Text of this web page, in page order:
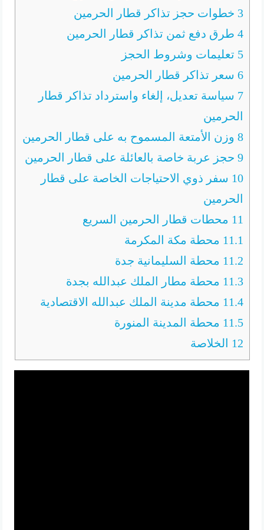
3 خطوات حجز تذاكر قطار الحرمين
4 طرق دفع ثمن تذاكر قطار الحرمين
5 تعليمات وشروط الحجز
6 سعر تذاكر قطار الحرمين
7 سياسة تعديل، إلغاء واسترداد تذاكر قطار
الحرمين
8 وزن الأمتعة المسموح به على قطار الحرمين
9 حجز عربة خاصة بالعائلة على قطار الحرمين
10 سفر ذوي الاحتياجات الخاصة على قطار
الحرمين
11 محطات قطار الحرمين السريع
11.1 محطة مكة المكرمة
11.2 محطة السليمانية جدة
11.3 محطة مطار الملك عبدالله بجدة
11.4 محطة مدينة الملك عبدالله الاقتصادية
11.5 محطة المدينة المنورة
12 الخلاصة